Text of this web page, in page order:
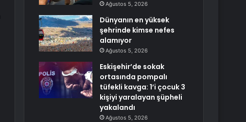
Ağustos 5, 2026
Dünyanın en yüksek
şehrinde kimse nefes
alamıyor
Ağustos 5, 2026
Eskişehir’de sokak
ortasında pompalı
tüfekli kavga: 1’i çocuk 3
kişiyi yaralayan şüpheli
yakalandı
Ağustos 5, 2026